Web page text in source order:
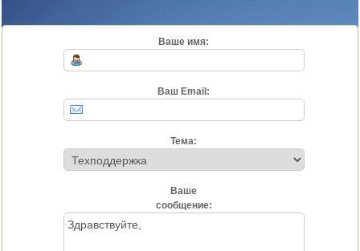
Ваше имя:
Ваш Email:
Тема:
Ваше
сообщение: